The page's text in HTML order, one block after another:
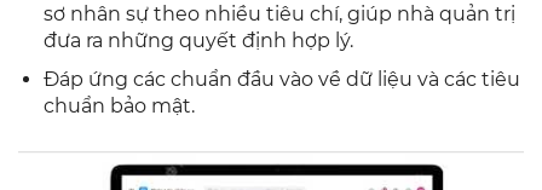
sơ nhân sự theo nhiều tiêu chí, giúp nhà quản trị
đưa ra những quyết định hợp lý.
Đáp ứng các chuẩn đầu vào về dữ liệu và các tiêu
chuẩn bảo mật.